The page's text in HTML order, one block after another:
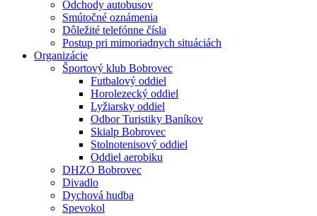
Odchody autobusov
Smútočné oznámenia
Dôležité telefónne čísla
Postup pri mimoriadnych situáciách
Organizácie
Športový klub Bobrovec
Futbalový oddiel
Horolezecký oddiel
Lyžiarsky oddiel
Odbor Turistiky Baníkov
Skialp Bobrovec
Stolnotenisový oddiel
Oddiel aerobiku
DHZO Bobrovec
Divadlo
Dychová hudba
Spevokol